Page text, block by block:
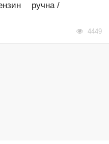
ручна /
4449